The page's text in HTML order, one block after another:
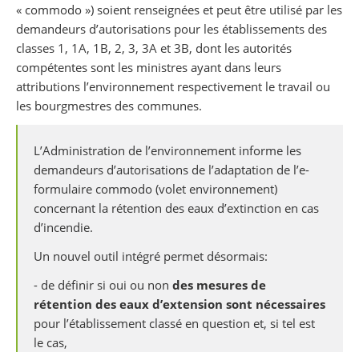
« commodo ») soient renseignées et peut être utilisé par les
demandeurs d’autorisations pour les établissements des
classes 1, 1A, 1B, 2, 3, 3A et 3B, dont les autorités
compétentes sont les ministres ayant dans leurs
attributions l’environnement respectivement le travail ou
les bourgmestres des communes.
L’Administration de l’environnement informe les
demandeurs d’autorisations de l’adaptation de l’e-
formulaire commodo (volet environnement)
concernant la rétention des eaux d’extinction en cas
d’incendie.
Un nouvel outil intégré permet désormais:
- de définir si oui ou non des mesures de
rétention des eaux d’extension sont nécessaires
pour l’établissement classé en question et, si tel est
le cas,